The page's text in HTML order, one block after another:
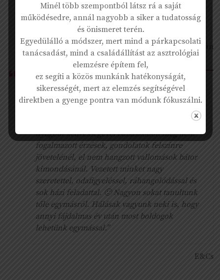
ülésekre, jól éreztem magam, nem mellesleg
sokat is tanultam...”
K. Zoltán
“A legjobb pillanatban találkoztunk Krisztivel.
Amikor már belefáradtunk a sok éves,
nyugodt kedvességével bábáskodott meg nem
fogalmazott érzések, gondolatok felszínre
jövetelénél, el nem hangzott vallomások bátor
kimondásánál. Vezetett minket nagy
szeretettel, odafigyeléssel, ráhangolódással és
sok házi feladattal. 🙂 Nagyon sokat tanultunk
tőle egymásról. Hálásak vagyunk neki is, hogy
annyi fájdalmas év után most boldogok
lehetünk egymással.”
E&Cs
Minél több szempontból látsz rá a saját
működésedre, annál nagyobb a siker a tudatosság
és önismeret terén.
Egyedülálló a módszer, mert mind a párkapcsolati
tanácsadást, mind a családállítást az asztrológiai
elemzésre építem fel,
ez segíti a közös munkánk hatékonyságát,
sikerességét, mert az elemzés segítségével
direktben a gyenge pontra van módunk fókuszálni.